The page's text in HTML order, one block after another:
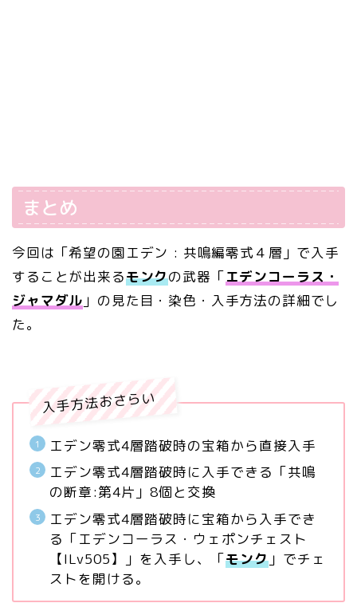
まとめ
今回は「希望の園エデン : 共鳴編零式４層」で入手
することが出来るモンクの武器「エデンコーラス・
ジャマダル 」の見た目・染色・入手方法の詳細でし
た。
入手方法おさらい
エデン零式4層踏破時の宝箱から直接入手
エデン零式4層踏破時に入手できる「共鳴
の断章:第4片」8個と交換
エデン零式4層踏破時に宝箱から入手でき
る「エデンコーラス・ウェポンチェスト
【ILv505】」を入手し、「モンク 」でチェ
ストを開ける。